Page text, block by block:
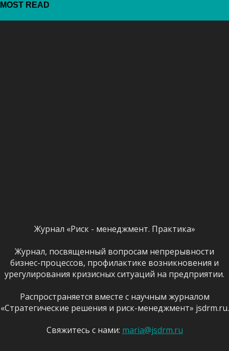
MOST READ
Журнал «Риск - менеджмент. Практика»
Журнал, посвященный вопросам непрерывности
бизнес-процессов, профилактике возникновения и
урегулирования кризисных ситуаций на предприятии.
Распространяется вместе с научным журналом
«Стратегические решения и риск-менеджмент» jsdrm.ru.
Свяжитесь с нами: maria@jsdrm.ru